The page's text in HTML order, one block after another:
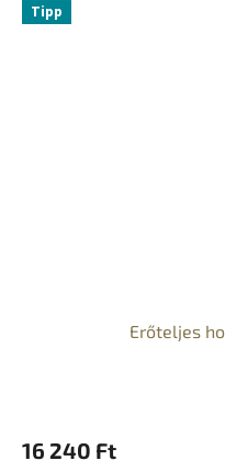
Tipp
Erőteljes
16 240 Ft